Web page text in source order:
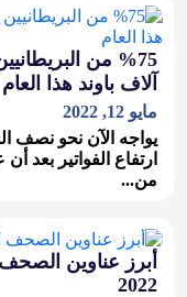
آلاف باوند هذا العام
مايو 12, 2022
يواجه الآن نحو نصف
ارتفاع الفواتير بعد
من...
2022